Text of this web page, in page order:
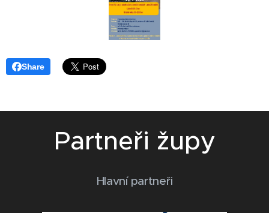
Share
Partneři župy
Hlavní partneři